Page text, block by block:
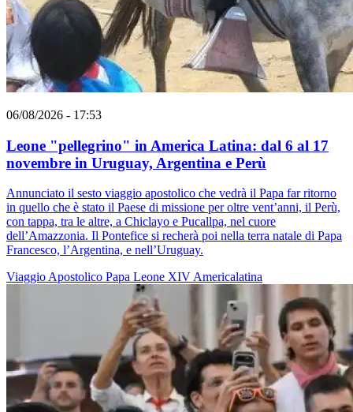
06/08/2026 - 17:53
Leone "pellegrino" in America Latina: dal 6 al 17
novembre in Uruguay, Argentina e Perù
Annunciato il sesto viaggio apostolico che vedrà il Papa far ritorno
in quello che è stato il Paese di missione per oltre vent’anni, il Perù,
con tappa, tra le altre, a Chiclayo e Pucallpa, nel cuore
dell’Amazzonia. Il Pontefice si recherà poi nella terra natale di Papa
Francesco, l’Argentina, e nell’Uruguay.
Viaggio Apostolico Papa Leone XIV Americalatina